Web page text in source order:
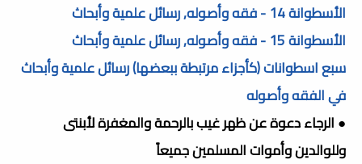
الأسطوانة 14 - فقه وأصوله, رسائل علمية وأبحاث
الأسطوانة 15 - فقه وأصوله, رسائل علمية وأبحاث
سبع اسطوانات (كأجزاء مرتبطة ببعضها) رسائل علمية وأبحاث
في الفقه وأصوله
● الرجاء دعوة عن ظهر غيب بالرحمة والمغفرة لأبنتى
وللوالدين وأموات المسلمين جميعاً